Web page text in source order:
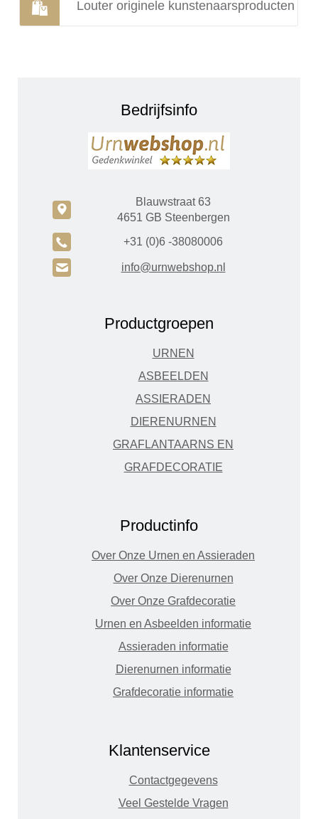
Louter originele kunstenaarsproducten
Bedrijfsinfo
c
Blauwstraat 63
4651 GB Steenbergen
A +31 (0)6 -38080006
H info@urnwebshop.nl
Productgroepen
URNEN
ASBEELDEN
ASSIERADEN
DIERENURNEN
GRAFLANTAARNS EN
GRAFDECORATIE
Productinfo
Over Onze Urnen en Assieraden
Over Onze Dierenurnen
Over Onze Grafdecoratie
Urnen en Asbeelden informatie
Assieraden informatie
Dierenurnen informatie
Grafdecoratie informatie
Klantenservice
Contactgegevens
Veel Gestelde Vragen